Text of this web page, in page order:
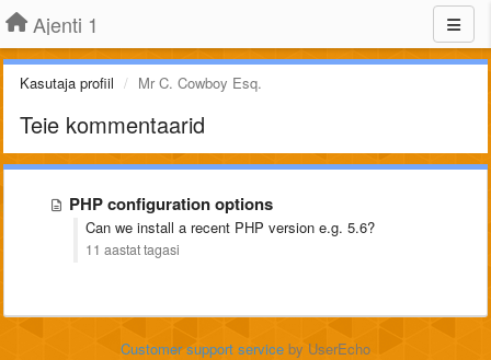
Ajenti 1
Kasutaja profiil Mr C. Cowboy Esq.
Teie kommentaarid
PHP configuration options
Can we install a recent PHP version e.g. 5.6?
11 aastat tagasi
Customer support service by UserEcho